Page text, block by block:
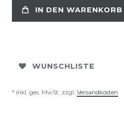
IN DEN WARENKORB
WUNSCHLISTE
* inkl. ges. MwSt. zzgl. Versandkosten